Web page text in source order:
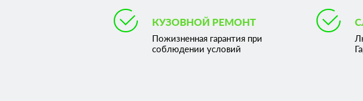
КУЗОВНОЙ РЕМОНТ
Пожизненная гарантия при
соблюдении условий